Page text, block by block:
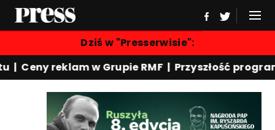
Dziś w "Presserwisie":
reklam w Grupie RMF | Przyszłość